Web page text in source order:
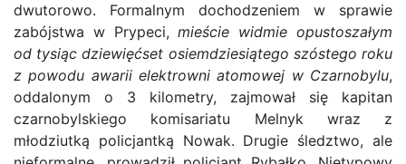
dwutorowo. Formalnym dochodzeniem w sprawie
zabójstwa w Prypeci,mieście widmie opustoszałym
od tysiąc dziewięćset osiemdziesiątego szóstego roku
z powodu awarii elektrowni atomowej w Czarnobylu,
oddalonym o 3 kilometry, zajmował się kapitan
czarnobylskiego komisariatu Melnyk wraz z
młodziutką policjantką Nowak. Drugie śledztwo, ale